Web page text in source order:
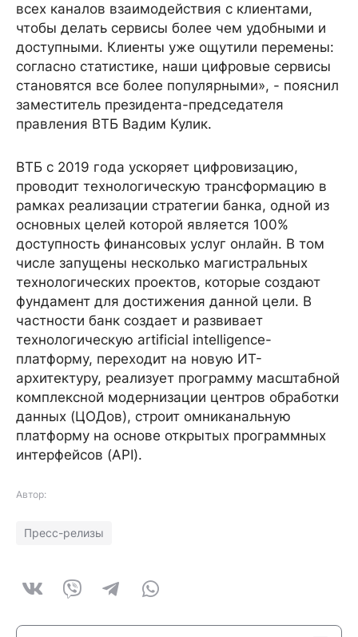
всех каналов взаимодействия с клиентами,
чтобы делать сервисы более чем удобными и
доступными. Клиенты уже ощутили перемены:
согласно статистике, наши цифровые сервисы
становятся все более популярными», - пояснил
заместитель президента-председателя
правления ВТБ Вадим Кулик.
ВТБ с 2019 года ускоряет цифровизацию,
проводит технологическую трансформацию в
рамках реализации стратегии банка, одной из
основных целей которой является 100%
доступность финансовых услуг онлайн. В том
числе запущены несколько магистральных
технологических проектов, которые создают
фундамент для достижения данной цели. В
частности банк создает и развивает
технологическую artificial intelligence-
платформу, переходит на новую ИТ-
архитектуру, реализует программу масштабной
комплексной модернизации центров обработки
данных (ЦОДов), строит омниканальную
платформу на основе открытых программных
интерфейсов (API).
Автор:
Пресс-релизы